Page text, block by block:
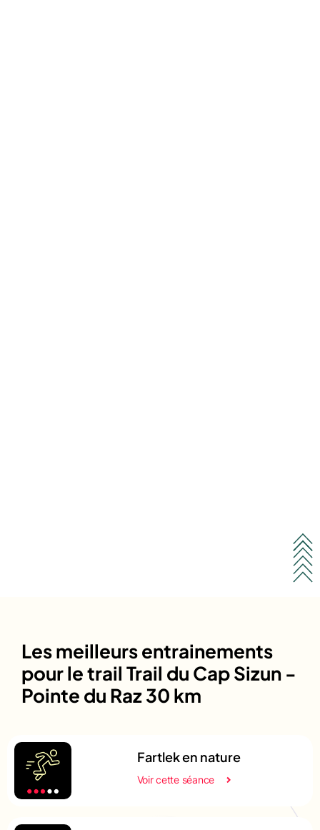
Les meilleurs entrainements
pour le trail Trail du Cap Sizun -
Pointe du Raz 30 km
Fartlek en nature
Voir cette séance